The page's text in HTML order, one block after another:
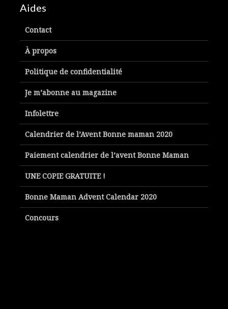
Aides
Contact
À propos
Politique de confidentialité
Je m’abonne au magazine
Infolettre
Calendrier de l’Avent Bonne maman 2020
Paiement calendrier de l’avent Bonne Maman
UNE COPIE GRATUITE !
Bonne Maman Advent Calendar 2020
Concours